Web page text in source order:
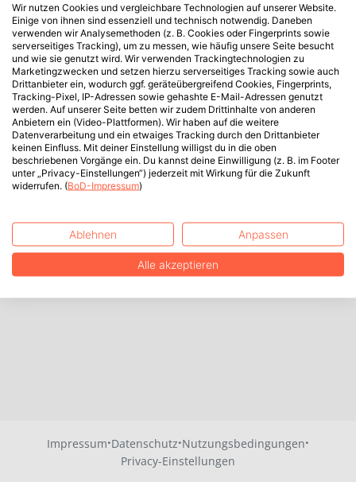
Impressum·Datenschutz·Nutzungsbedingungen·
Privacy-Einstellungen
Wir nutzen Cookies und vergleichbare Technologien auf unserer Website.
Einige von ihnen sind essenziell und technisch notwendig. Daneben
verwenden wir Analysemethoden (z. B. Cookies oder Fingerprints sowie
serverseitiges Tracking), um zu messen, wie häufig unsere Seite besucht
und wie sie genutzt wird. Wir verwenden Trackingtechnologien zu
Marketingzwecken und setzen hierzu serverseitiges Tracking sowie auch
Drittanbieter ein, wodurch ggf. geräteübergreifend Cookies, Fingerprints,
Tracking-Pixel, IP-Adressen sowie gehashte E-Mail-Adressen genutzt
werden. Auf unserer Seite betten wir zudem Drittinhalte von anderen
Anbietern ein (Video-Plattformen). Wir haben auf die weitere
Datenverarbeitung und ein etwaiges Tracking durch den Drittanbieter
keinen Einfluss. Mit deiner Einstellung willigst du in die oben
beschriebenen Vorgänge ein. Du kannst deine Einwilligung (z. B. im Footer
unter „Privacy-Einstellungen“) jederzeit mit Wirkung für die Zukunft
widerrufen. (BoD-Impressum)
Ablehnen Anpassen
Alle akzeptieren